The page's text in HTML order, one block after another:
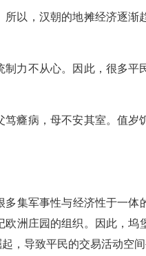
以，汉朝的地摊经济逐渐
力不从心。因此，很多平
癃病，母不安其室。值岁
多集军事性与经济性于一
洲庄园的组织。因此，坞
，导致平民的交易活动空间